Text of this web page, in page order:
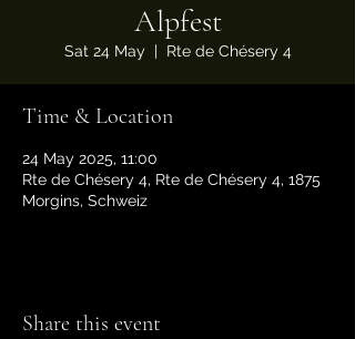
Alpfest
Sat 24 May
  |
Rte de Chésery 4
Time & Location
24 May 2025, 11:00
Rte de Chésery 4, Rte de Chésery 4, 1875
Morgins, Schweiz
Share this event